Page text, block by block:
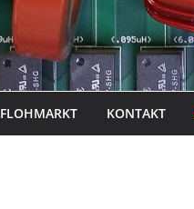
FLOHMARKT KONTAKT